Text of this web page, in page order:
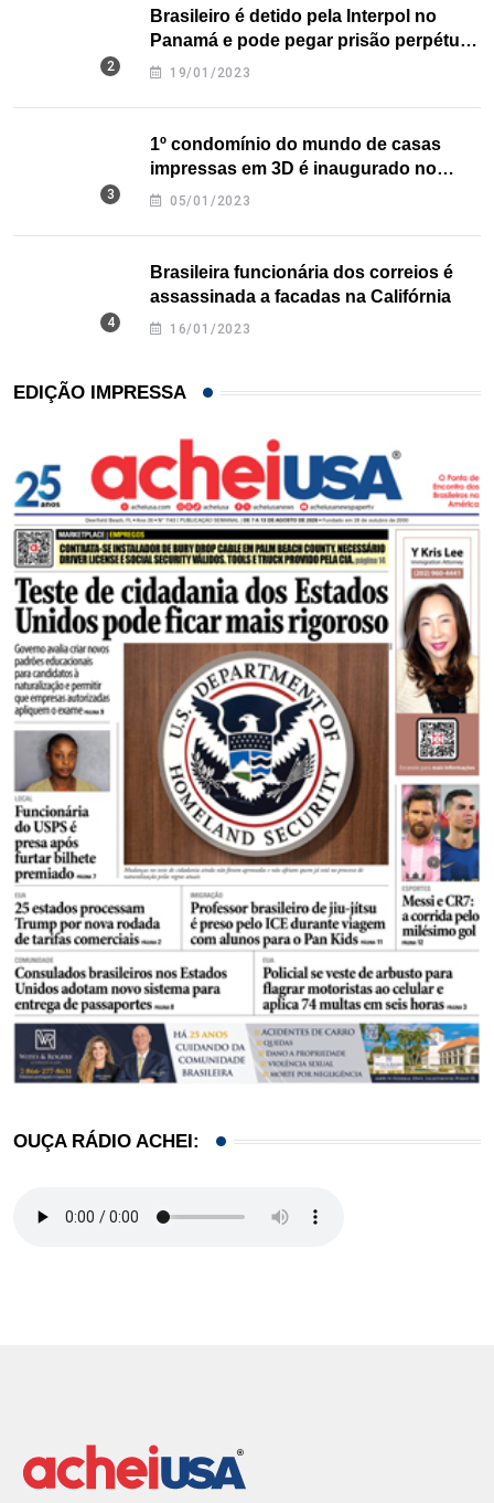
Brasileiro é detido pela Interpol no
Panamá e pode pegar prisão perpétua
nos EUA
19/01/2023
1º condomínio do mundo de casas
impressas em 3D é inaugurado no
Texas
05/01/2023
Brasileira funcionária dos correios é
assassinada a facadas na Califórnia
16/01/2023
EDIÇÃO IMPRESSA
OUÇA RÁDIO ACHEI: